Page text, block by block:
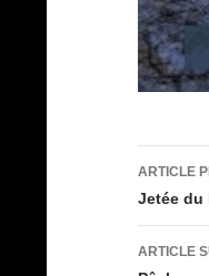
des
ARTICLE
Jetée du
ARTICLE